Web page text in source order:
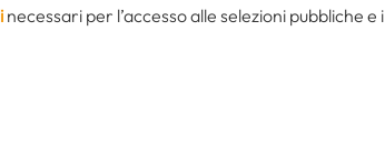
necessari per l’accesso alle selezioni pubbliche e i